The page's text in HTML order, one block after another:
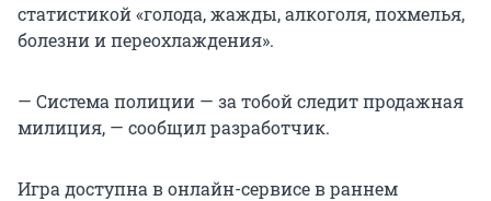
статистикой «голода, жажды, алкоголя, похмелья,
болезни и переохлаждения».
— Система полиции — за тобой следит продажная
милиция, — сообщил разработчик.
Игра доступна в онлайн-сервисе в раннем